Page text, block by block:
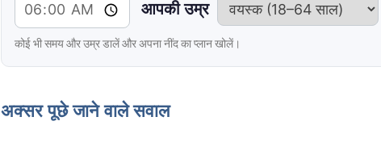
आपकी उम्र
कोई भी समय और उम्र डालें और अपना नींद का प्लान खोलें।
अक्सर पूछे जाने वाले सवाल